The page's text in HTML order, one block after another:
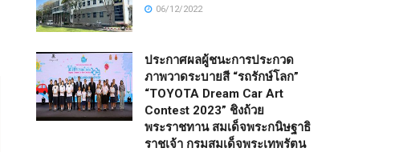
06/12/2022
ประกาศผลผู้ชนะการประกวด
ภาพวาดระบายสี “รถรักษ์โลก”
“TOYOTA Dream Car Art
Contest 2023” ชิงถ้วย
พระราชทาน สมเด็จพระกนิษฐาธิ
ราชเจ้า กรมสมเด็จพระเทพรัตน